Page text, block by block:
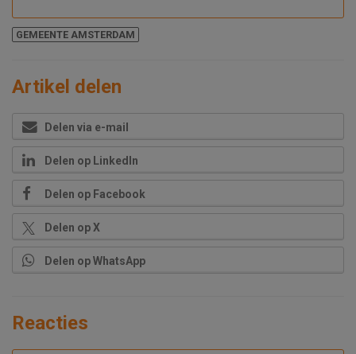
GEMEENTE AMSTERDAM
Artikel delen
Delen via e-mail
Delen op LinkedIn
Delen op Facebook
Delen op X
Delen op WhatsApp
Reacties